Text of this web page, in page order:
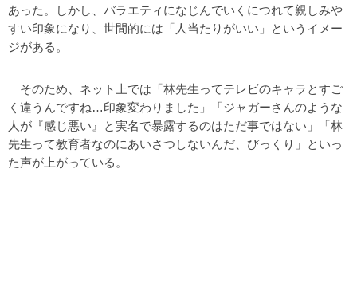
あった。しかし、バラエティになじんでいくにつれて親しみや
すい印象になり、世間的には「人当たりがいい」というイメー
ジがある。
そのため、ネット上では「林先生ってテレビのキャラとすご
く違うんですね…印象変わりました」「ジャガーさんのような
人が『感じ悪い』と実名で暴露するのはただ事ではない」「林
先生って教育者なのにあいさつしないんだ、びっくり」といっ
た声が上がっている。